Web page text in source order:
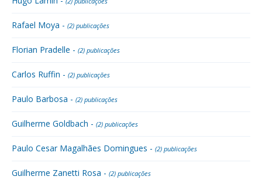
Rafael Moya - (2) publicações
Florian Pradelle - (2) publicações
Carlos Ruffin - (2) publicações
Paulo Barbosa - (2) publicações
Guilherme Goldbach - (2) publicações
Paulo Cesar Magalhães Domingues - (2) publicações
Guilherme Zanetti Rosa - (2) publicações